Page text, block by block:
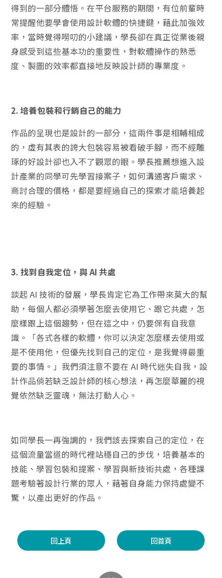
得到的一部分體悟。在平台服務的期間，有位前輩時
常提醒他要學會使用設計軟體的快捷鍵，藉此加強效
率，當時覺得嘮叨的小建議，學長卻在真正從業後親
身感受到這些基本功的重要性，對軟體操作的熟悉
度、製圖的效率都直接地反映設計師的專業度。
2. 培養包裝和行銷自己的能力
作品的呈現也是設計的一部分，這兩件事是相輔相成
的，虛有其表的誇大包裝容易被看破手腳，而不經雕
琢的好設計卻也入不了觀眾的眼。學長推薦想進入設
計產業的同學可先學習接案子，如何溝通客戶需求、
商討合理的價格，都是要經過自己的探索才能培養起
來的經驗。
3. 找到自我定位，與 AI 共處
談起 AI 技術的發展，學長肯定它為工作帶來莫大的幫
助，每個人都必須學著怎麼去使用它、跟它共處，怎
麼樣跟上這個趨勢，但在這之中，仍要保有自我意
識。「各式各樣的軟體，你可以決定怎麼樣去使用或
是不使用他，但優先找到自己的定位，是我覺得最重
要的事情。」我們須注意不要在 AI 時代迷失自我，設
計作品倘若缺乏設計師的核心想法，再怎麼華麗的視
覺依然缺乏靈魂，無法打動人心。
如同學長一再強調的，我們該去探索自己的定位，在
這個流量當道的時代裡站穩自己的步伐，培養基本的
技能、學習包裝和提案、學習與新技術共處，各種課
題考驗著設計行業的眾人，藉著自身能力保持處變不
驚，以產出更好的作品。
回上頁 回首頁